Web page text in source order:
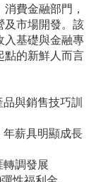
費金融部門，
及市場開發。該
入基礎與金融專
點的新鮮人而言
與銷售技巧訓
薪具明顯成長
調發展